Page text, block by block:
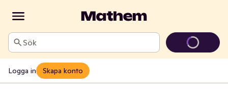
Sök
Logga in Skapa konto